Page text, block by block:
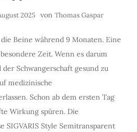
2025 von Thomas Gaspar
Beine während 9 Monaten. Eine
Zeit. Wenn es darum
Schwangerschaft gesund zu
medizinische
Schon ab dem ersten Tag
Wirkung spüren. Die
SIGVARIS Style Semitransparent